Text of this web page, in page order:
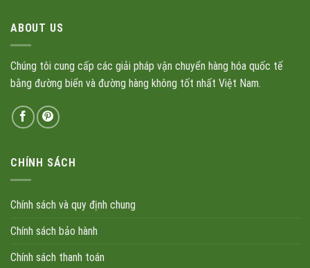
ABOUT US
Chúng tôi cung cấp các giải pháp vận chuyển hàng hóa quốc tế
bằng đường biển và đường hàng không tốt nhất Việt Nam.
CHÍNH SÁCH
Chính sách và quy định chung
Chính sách bảo hành
Chính sách thanh toán